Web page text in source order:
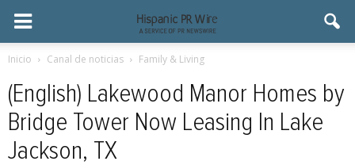
Inicio Canal de noticias Family & Living
(English) Lakewood Manor Homes by
Bridge Tower Now Leasing In Lake
Jackson, TX